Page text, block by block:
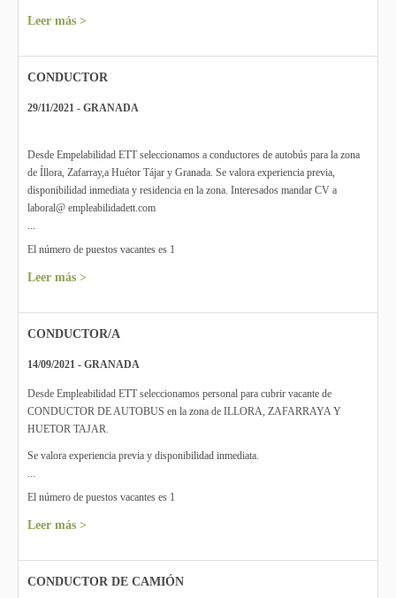
Leer más >
CONDUCTOR
29/11/2021 - GRANADA
Desde Empelabilidad ETT seleccionamos a conductores de autobús para la zona
de Íllora, Zafarray,a Huétor Tájar y Granada. Se valora experiencia previa,
disponibilidad inmediata y residencia en la zona. Interesados mandar CV a
laboral@ empleabilidadett.com
...
El número de puestos vacantes es 1
Leer más >
CONDUCTOR/A
14/09/2021 - GRANADA
Desde Empleabilidad ETT seleccionamos personal para cubrir vacante de
CONDUCTOR DE AUTOBUS en la zona de ILLORA, ZAFARRAYA Y
HUETOR TAJAR.
Se valora experiencia previa y disponibilidad inmediata.
...
El número de puestos vacantes es 1
Leer más >
CONDUCTOR DE CAMIÓN